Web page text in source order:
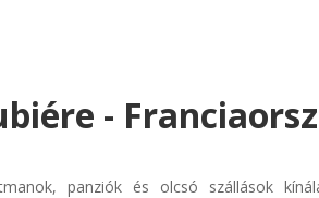
-
panziók és olcsó szállások